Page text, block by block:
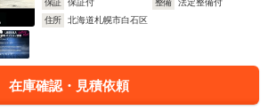
保証
保証付 整備
法定整備付
住所
北海道札幌市白石区
在庫確認・見積依頼